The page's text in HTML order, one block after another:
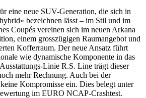
eine neue SUV-Generation, die sich in
bezeichnen lässt – im Stil und im
Coupés vereinen sich im neuen Arkana
einem grosszügigen Raumangebot und
Kofferraum. Der neue Ansatz führt
wie dynamische Komponente in das
Linie R.S. Line trägt dieser
mehr Rechnung. Auch bei der
Kompromisse ein. Dies belegt unter
im EURO NCAP-Crashtest.